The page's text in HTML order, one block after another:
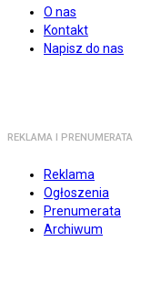
O nas
Kontakt
Napisz do nas
REKLAMA I PRENUMERATA
Reklama
Ogłoszenia
Prenumerata
Archiwum